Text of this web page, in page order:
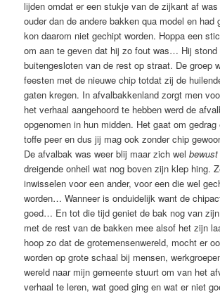
lijden omdat er een stukje van de zijkant af
ouder dan de andere bakken qua model en had
kon daarom niet gechipt worden. Hoppa een
om aan te geven dat hij zo fout was… Hij stond
buitengesloten van de rest op straat. De groep
feesten met de nieuwe chip totdat zij de
gaten kregen. In afvalbakkenland zorgt men
het verhaal aangehoord te hebben werd de
opgenomen in hun midden. Het gaat om
toffe peer en dus jij mag ook zonder chip
De afvalbak was weer blij maar zich wel
dreigende onheil wat nog boven zijn klep hing.
inwisselen voor een ander, voor een die wel
worden… Wanneer is onduidelijk want de
goed… En tot die tijd geniet de bak nog van
met de rest van de bakken mee alsof het zijn
hoop zo dat de grotemensenwereld, mocht er
worden op grote schaal bij mensen,
wereld naar mijn gemeente stuurt om van het
verhaal te leren, wat goed ging en wat er niet